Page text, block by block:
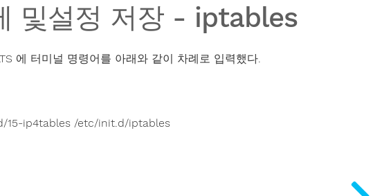
및설정 저장 - iptables
에 터미널 명령어를 아래와 같이 차례로 입력했다.
15-ip4tables /etc/init.d/iptables